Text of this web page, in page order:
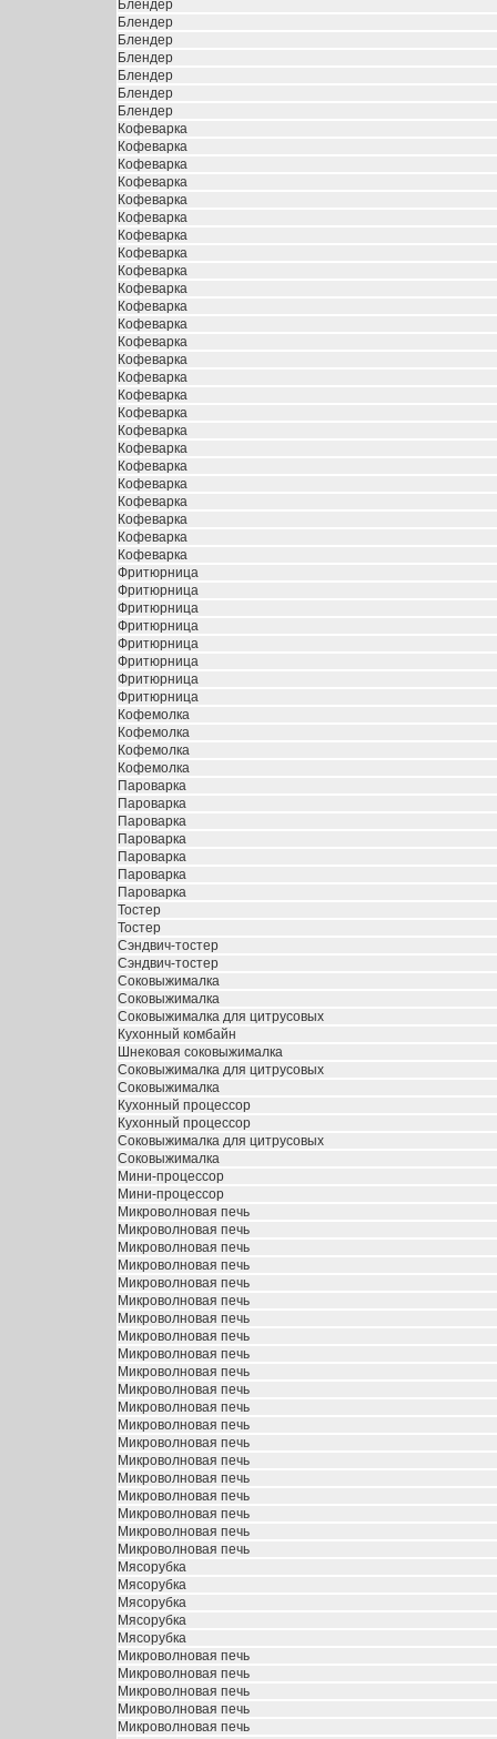
Блендер
Блендер
Блендер
Блендер
Блендер
Блендер
Блендер
Кофеварка
Кофеварка
Кофеварка
Кофеварка
Кофеварка
Кофеварка
Кофеварка
Кофеварка
Кофеварка
Кофеварка
Кофеварка
Кофеварка
Кофеварка
Кофеварка
Кофеварка
Кофеварка
Кофеварка
Кофеварка
Кофеварка
Кофеварка
Кофеварка
Кофеварка
Кофеварка
Кофеварка
Кофеварка
Фритюрница
Фритюрница
Фритюрница
Фритюрница
Фритюрница
Фритюрница
Фритюрница
Фритюрница
Кофемолка
Кофемолка
Кофемолка
Кофемолка
Пароварка
Пароварка
Пароварка
Пароварка
Пароварка
Пароварка
Пароварка
Тостер
Тостер
Сэндвич-тостер
Сэндвич-тостер
Соковыжималка
Соковыжималка
Соковыжималка для цитрусовых
Кухонный комбайн
Шнековая соковыжималка
Соковыжималка для цитрусовых
Соковыжималка
Кухонный процессор
Кухонный процессор
Соковыжималка для цитрусовых
Соковыжималка
Мини-процессор
Мини-процессор
Микроволновая печь
Микроволновая печь
Микроволновая печь
Микроволновая печь
Микроволновая печь
Микроволновая печь
Микроволновая печь
Микроволновая печь
Микроволновая печь
Микроволновая печь
Микроволновая печь
Микроволновая печь
Микроволновая печь
Микроволновая печь
Микроволновая печь
Микроволновая печь
Микроволновая печь
Микроволновая печь
Микроволновая печь
Микроволновая печь
Мясорубка
Мясорубка
Мясорубка
Мясорубка
Мясорубка
Микроволновая печь
Микроволновая печь
Микроволновая печь
Микроволновая печь
Микроволновая печь